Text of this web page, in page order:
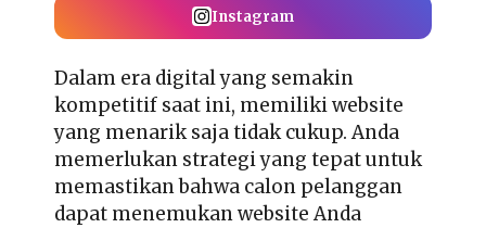
Instagram
Dalam era digital yang semakin
kompetitif saat ini, memiliki website
yang menarik saja tidak cukup. Anda
memerlukan strategi yang tepat untuk
memastikan bahwa calon pelanggan
dapat menemukan website Anda